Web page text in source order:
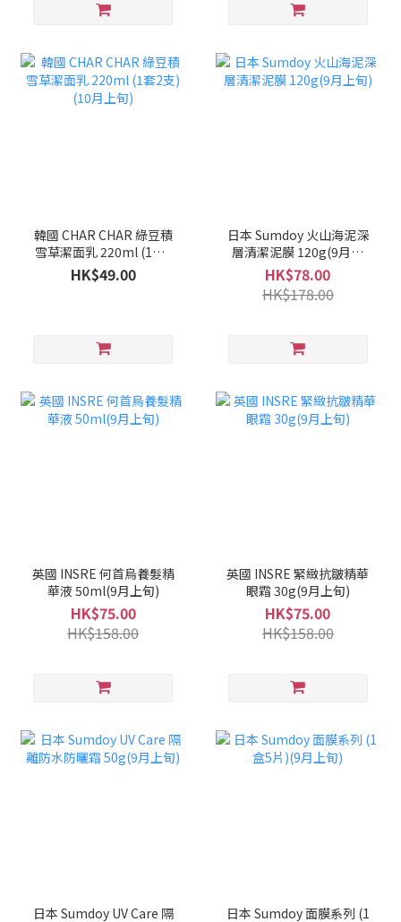
韓國 CHAR CHAR 綠豆積
雪草潔面乳 220ml (1套2
支)(10月上旬)
HK$49.00
日本 Sumdoy 火山海泥深
層清潔泥膜 120g(9月上
旬)
HK$78.00
HK$178.00
英國 INSRE 何首烏養髮精
華液 50ml(9月上旬)
HK$75.00
HK$158.00
英國 INSRE 緊緻抗皺精華
眼霜 30g(9月上旬)
HK$75.00
HK$158.00
日本 Sumdoy UV Care 隔
日本 Sumdoy 面膜系列 (1